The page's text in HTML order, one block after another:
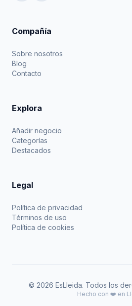
Compañía
Sobre nosotros
Blog
Contacto
Explora
Añadir negocio
Categorías
Destacados
Legal
Política de privacidad
Términos de uso
Política de cookies
© 2026 EsLleida. Todos los
Hecho con ❤️ en